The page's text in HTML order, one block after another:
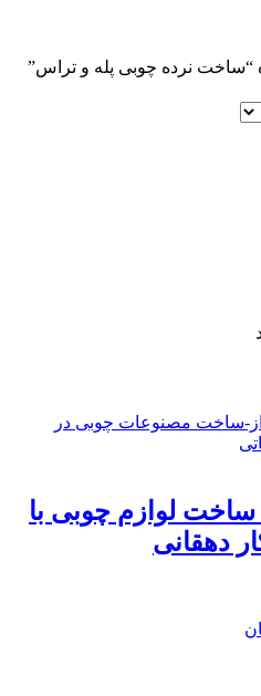
نرده چوبی پله و تراس”
لوازم چوبی با